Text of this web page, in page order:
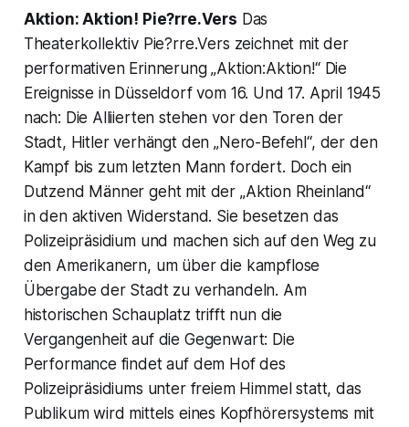
Aktion: Aktion! Pie?rre.Vers Das
Theaterkollektiv Pie?rre.Vers zeichnet mit der
performativen Erinnerung „Aktion:Aktion!“ Die
Ereignisse in Düsseldorf vom 16. Und 17. April 1945
nach: Die Alliierten stehen vor den Toren der
Stadt, Hitler verhängt den „Nero-Befehl“, der den
Kampf bis zum letzten Mann fordert. Doch ein
Dutzend Männer geht mit der „Aktion Rheinland“
in den aktiven Widerstand. Sie besetzen das
Polizeipräsidium und machen sich auf den Weg zu
den Amerikanern, um über die kampflose
Übergabe der Stadt zu verhandeln. Am
historischen Schauplatz trifft nun die
Vergangenheit auf die Gegenwart: Die
Performance findet auf dem Hof des
Polizeipräsidiums unter freiem Himmel statt, das
Publikum wird mittels eines Kopfhörersystems mit